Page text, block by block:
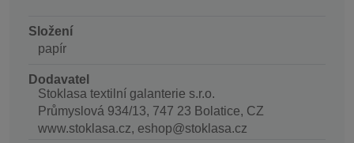
Složení
papír
Dodavatel
Stoklasa textilní galanterie s.r.o.
Průmyslová 934/13, 747 23 Bolatice, CZ
www.stoklasa.cz, eshop@stoklasa.cz